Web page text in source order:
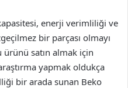
enerji verimliliği ve
bir parçası olmayı
satın almak için
yapmak oldukça
bir arada sunan Beko